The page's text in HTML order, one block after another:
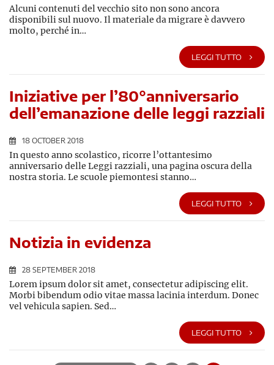
Alcuni contenuti del vecchio sito non sono ancora
disponibili sul nuovo. Il materiale da migrare è davvero
molto, perché in…
LEGGI TUTTO
Iniziative per l’80°anniversario
dell’emanazione delle leggi razziali
18 OCTOBER 2018
In questo anno scolastico, ricorre l’ottantesimo
anniversario delle Leggi razziali, una pagina oscura della
nostra storia. Le scuole piemontesi stanno…
LEGGI TUTTO
Notizia in evidenza
28 SEPTEMBER 2018
Lorem ipsum dolor sit amet, consectetur adipiscing elit.
Morbi bibendum odio vitae massa lacinia interdum. Donec
vel vehicula sapien. Sed…
LEGGI TUTTO